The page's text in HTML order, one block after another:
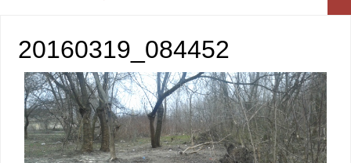
20160319_084452